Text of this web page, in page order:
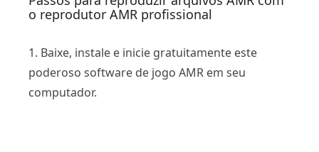
o reprodutor AMR profissional
1. Baixe, instale e inicie gratuitamente este
poderoso software de jogo AMR em seu
computador.